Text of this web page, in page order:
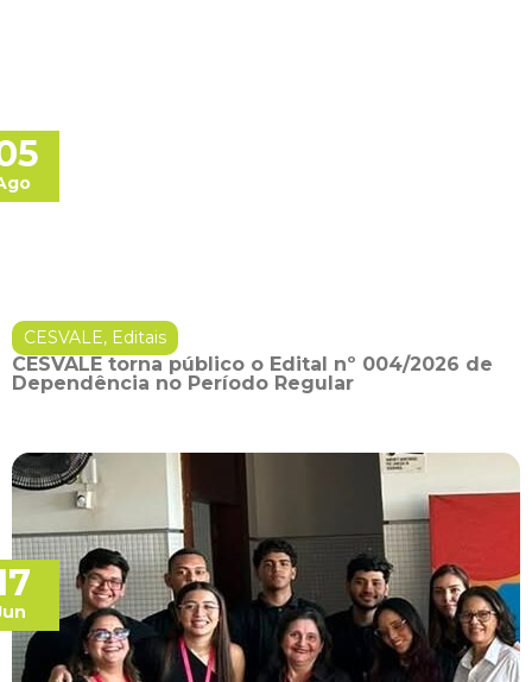
CESVALE, Editais
CESVALE torna público o Edital nº 004/2026 de
Dependência no Período Regular